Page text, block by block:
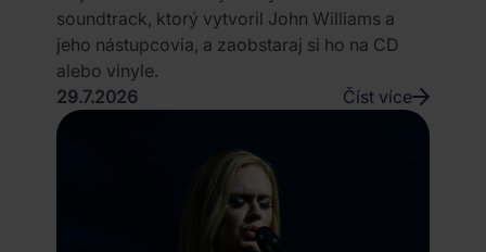
soundtrack, ktorý vytvoril John Williams a
jeho nástupcovia, a zaobstaraj si ho na CD
alebo vinyle.
29.7.2026
Číst více